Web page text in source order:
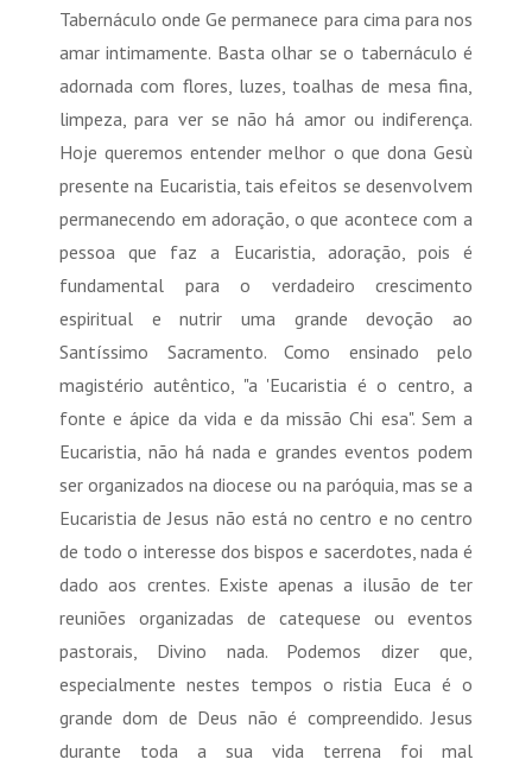
Tabernáculo onde Ge permanece para cima para nos
amar intimamente. Basta olhar se o tabernáculo é
adornada com flores, luzes, toalhas de mesa fina,
limpeza, para ver se não há amor ou indiferença.
Hoje queremos entender melhor o que dona Gesù
presente na Eucaristia, tais efeitos se desenvolvem
permanecendo em adoração, o que acontece com a
pessoa que faz a Eucaristia, adoração, pois é
fundamental para o verdadeiro crescimento
espiritual e nutrir uma grande devoção ao
Santíssimo Sacramento. Como ensinado pelo
magistério autêntico, "a 'Eucaristia é o centro, a
fonte e ápice da vida e da missão Chi esa". Sem a
Eucaristia, não há nada e grandes eventos podem
ser organizados na diocese ou na paróquia, mas se a
Eucaristia de Jesus não está no centro e no centro
de todo o interesse dos bispos e sacerdotes, nada é
dado aos crentes. Existe apenas a ilusão de ter
reuniões organizadas de catequese ou eventos
pastorais, Divino nada. Podemos dizer que,
especialmente nestes tempos o ristia Euca é o
grande dom de Deus não é compreendido. Jesus
durante toda a sua vida terrena foi mal